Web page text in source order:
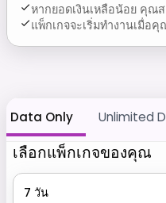
หากยอดเงินเหลือน้อย คุณส
แพ็กเกจจะเริ่มทำงานเมื่อ
Data Only Unlimited
เลือกแพ็กเกจของคุณ
7 วัน